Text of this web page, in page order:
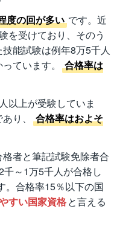
度の回が多い です。近
を受けており、そのう
能試験は例年8万5千人
ています。
合格率は
以上が受験していま
り、
合格率はおよそ
者と筆記試験免除者合
～1万5千人が合格し
。合格率15％以下の国
すい国家資格と言える